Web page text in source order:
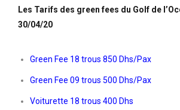
Les Tarifs des green fees du Golf de
30/04/20
Green Fee 18 trous 850 Dhs/Pax
Green Fee 09 trous 500 Dhs/Pax
Voiturette 18 trous 400 Dhs